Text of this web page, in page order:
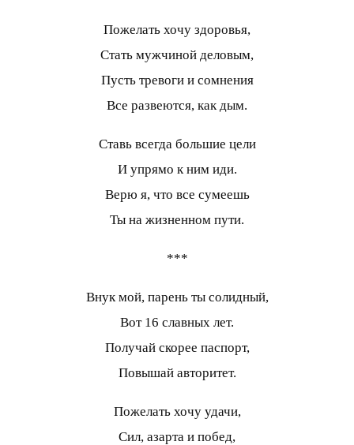
Пожелать хочу здоровья,
Стать мужчиной деловым,
Пусть тревоги и сомнения
Все развеются, как дым.
Ставь всегда большие цели
И упрямо к ним иди.
Верю я, что все сумеешь
Ты на жизненном пути.
***
Внук мой, парень ты солидный,
Вот 16 славных лет.
Получай скорее паспорт,
Повышай авторитет.
Пожелать хочу удачи,
Сил, азарта и побед,